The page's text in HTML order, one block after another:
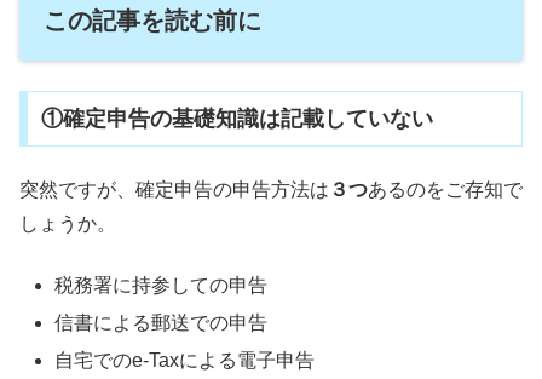
この記事を読む前に
①確定申告の基礎知識は記載していない
突然ですが、確定申告の申告方法は ３つあるのをご存知で
しょうか。
税務署に持参しての申告
信書による郵送での申告
自宅でのe-Taxによる電子申告